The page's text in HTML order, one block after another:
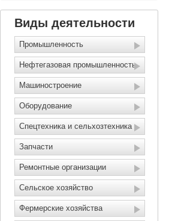
Виды деятельности
Промышленность
Нефтегазовая промышленность
Машиностроение
Оборудование
Спецтехника и сельхозтехника
Запчасти
Ремонтные организации
Сельское хозяйство
Фермерские хозяйства